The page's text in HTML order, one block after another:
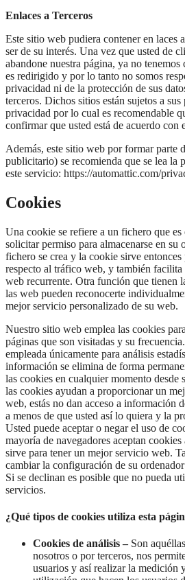
Enlaces a Terceros
Este sitio web pudiera contener en laces
ser de su interés. Una vez que usted de
abandone nuestra página, ya no
es redirigido y por lo tanto no somos
privacidad ni de la protección de sus
terceros. Dichos sitios están sujetos a
privacidad por lo cual es recomendable
confirmar que usted está de acuerdo con
Además, este sitio web por formar parte
publicitario) se recomienda que se lea la
este servicio: https://automattic.com/
Cookies
Una cookie se refiere a un fichero que
solicitar permiso para almacenarse en su
fichero se crea y la cookie sirve
respecto al tráfico web, y también facilita
web recurrente. Otra función que tienen
las web pueden reconocerte
mejor servicio personalizado de su web.
Nuestro sitio web emplea las cookies
páginas que son visitadas y su
empleada únicamente para análisis
información se elimina de forma
las cookies en cualquier momento desde
las cookies ayudan a proporcionar un
web, estás no dan acceso a información
a menos de que usted así lo quiera y la
Usted puede aceptar o negar el uso de
mayoría de navegadores aceptan
sirve para tener un mejor servicio web.
cambiar la configuración de su
Si se declinan es posible que no pueda
servicios.
¿Qué tipos de cookies utiliza esta
Cookies de análisis –Son
nosotros o por terceros, nos
usuarios y así realizar la medición